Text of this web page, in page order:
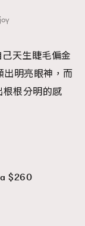
天生睫毛偏金
出明亮眼神，而
根根分明的感
$260